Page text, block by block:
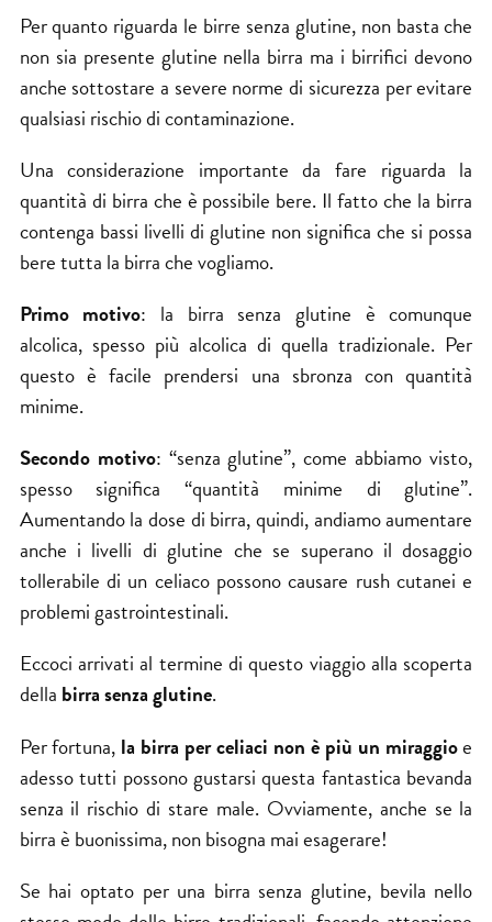
Per quanto riguarda le birre senza glutine, non basta che
non sia presente glutine nella birra ma i birrifici devono
anche sottostare a severe norme di sicurezza per evitare
qualsiasi rischio di contaminazione.
Una considerazione importante da fare riguarda la
quantità di birra che è possibile bere. Il fatto che la birra
contenga bassi livelli di glutine non significa che si possa
bere tutta la birra che vogliamo.
Primo motivo: la birra senza glutine è comunque
alcolica, spesso più alcolica di quella tradizionale. Per
questo è facile prendersi una sbronza con quantità
minime.
Secondo motivo: “senza glutine”, come abbiamo visto,
spesso significa “quantità minime di glutine”.
Aumentando la dose di birra, quindi, andiamo aumentare
anche i livelli di glutine che se superano il dosaggio
tollerabile di un celiaco possono causare rush cutanei e
problemi gastrointestinali.
Eccoci arrivati al termine di questo viaggio alla scoperta
della birra senza glutine.
Per fortuna, la birra per celiaci non è più un miraggioe
adesso tutti possono gustarsi questa fantastica bevanda
senza il rischio di stare male. Ovviamente, anche se la
birra è buonissima, non bisogna mai esagerare!
Se hai optato per una birra senza glutine, bevila nello